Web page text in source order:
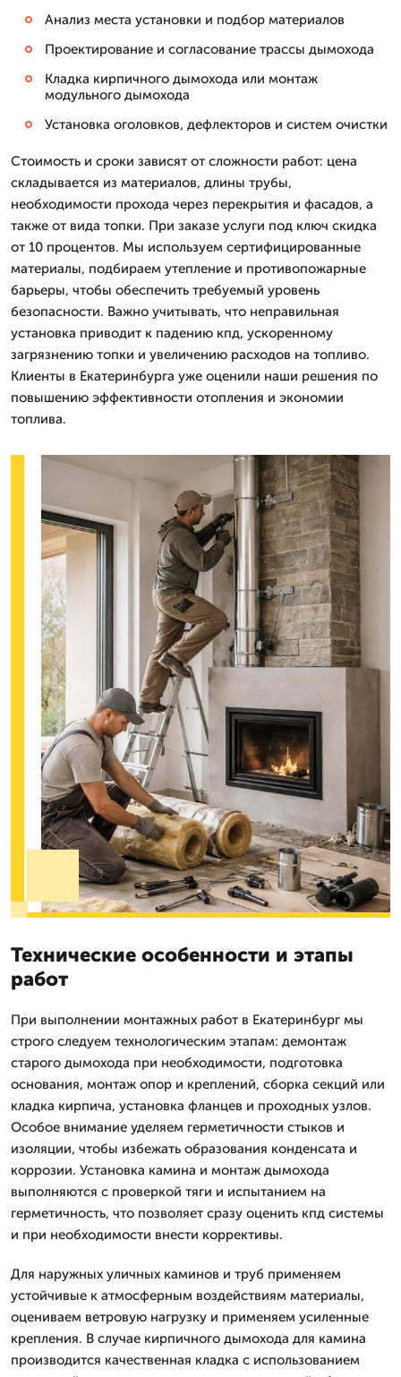
Анализ места установки и подбор материалов
Проектирование и согласование трассы дымохода
Кладка кирпичного дымохода или монтаж
модульного дымохода
Установка оголовков, дефлекторов и систем очистки
Стоимость и сроки зависят от сложности работ: цена
складывается из материалов, длины трубы,
необходимости прохода через перекрытия и фасадов, а
также от вида топки. При заказе услуги под ключ скидка
от 10 процентов. Мы используем сертифицированные
материалы, подбираем утепление и противопожарные
барьеры, чтобы обеспечить требуемый уровень
безопасности. Важно учитывать, что неправильная
установка приводит к падению кпд, ускоренному
загрязнению топки и увеличению расходов на топливо.
Клиенты в Екатеринбурга уже оценили наши решения по
повышению эффективности отопления и экономии
топлива.
Технические особенности и этапы
работ
При выполнении монтажных работ в Екатеринбург мы
строго следуем технологическим этапам: демонтаж
старого дымохода при необходимости, подготовка
основания, монтаж опор и креплений, сборка секций или
кладка кирпича, установка фланцев и проходных узлов.
Особое внимание уделяем герметичности стыков и
изоляции, чтобы избежать образования конденсата и
коррозии. Установка камина и монтаж дымохода
выполняются с проверкой тяги и испытанием на
герметичность, что позволяет сразу оценить кпд системы
и при необходимости внести коррективы.
Для наружных уличных каминов и труб применяем
устойчивые к атмосферным воздействиям материалы,
оцениваем ветровую нагрузку и применяем усиленные
крепления. В случае кирпичного дымохода для камина
производится качественная кладка с использованием